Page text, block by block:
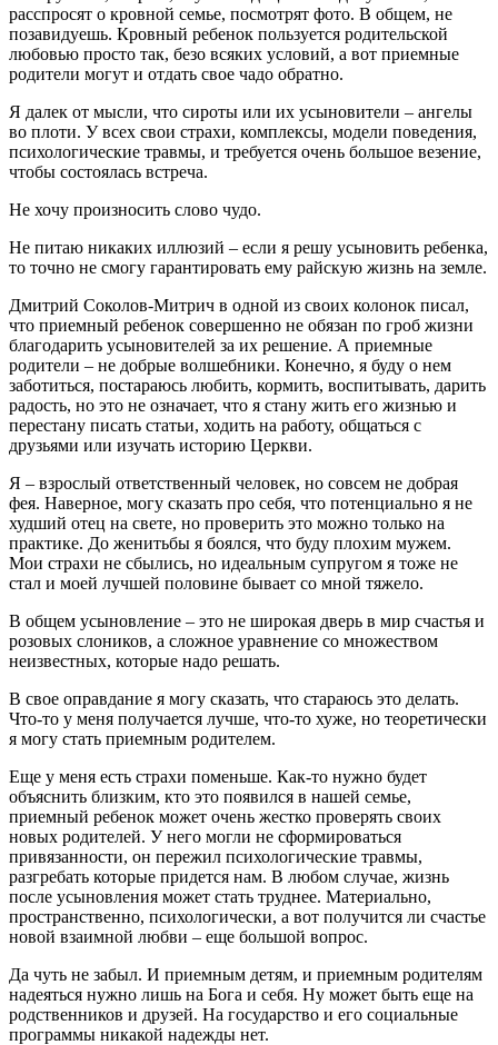
расспросят о кровной семье, посмотрят фото. В общем, не
позавидуешь. Кровный ребенок пользуется родительской
любовью просто так, безо всяких условий, а вот приемные
родители могут и отдать свое чадо обратно.
Я далек от мысли, что сироты или их усыновители – ангелы
во плоти. У всех свои страхи, комплексы, модели поведения,
психологические травмы, и требуется очень большое везение,
чтобы состоялась встреча.
Не хочу произносить слово чудо.
Не питаю никаких иллюзий – если я решу усыновить ребенка,
то точно не смогу гарантировать ему райскую жизнь на земле.
Дмитрий Соколов-Митрич в одной из своих колонок писал,
что приемный ребенок совершенно не обязан по гроб жизни
благодарить усыновителей за их решение. А приемные
родители – не добрые волшебники. Конечно, я буду о нем
заботиться, постараюсь любить, кормить, воспитывать, дарить
радость, но это не означает, что я стану жить его жизнью и
перестану писать статьи, ходить на работу, общаться с
друзьями или изучать историю Церкви.
Я – взрослый ответственный человек, но совсем не добрая
фея. Наверное, могу сказать про себя, что потенциально я не
худший отец на свете, но проверить это можно только на
практике. До женитьбы я боялся, что буду плохим мужем.
Мои страхи не сбылись, но идеальным супругом я тоже не
стал и моей лучшей половине бывает со мной тяжело.
В общем усыновление – это не широкая дверь в мир счастья и
розовых слоников, а сложное уравнение со множеством
неизвестных, которые надо решать.
В свое оправдание я могу сказать, что стараюсь это делать.
Что-то у меня получается лучше, что-то хуже, но теоретически
я могу стать приемным родителем.
Еще у меня есть страхи поменьше. Как-то нужно будет
объяснить близким, кто это появился в нашей семье,
приемный ребенок может очень жестко проверять своих
новых родителей. У него могли не сформироваться
привязанности, он пережил психологические травмы,
разгребать которые придется нам. В любом случае, жизнь
после усыновления может стать труднее. Материально,
пространственно, психологически, а вот получится ли счастье
новой взаимной любви – еще большой вопрос.
Да чуть не забыл. И приемным детям, и приемным родителям
надеяться нужно лишь на Бога и себя. Ну может быть еще на
родственников и друзей. На государство и его социальные
программы никакой надежды нет.